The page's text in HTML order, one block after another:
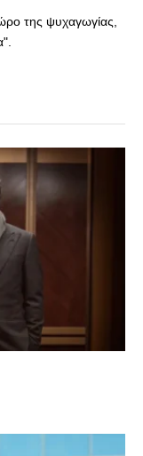
της ψυχαγωγίας,